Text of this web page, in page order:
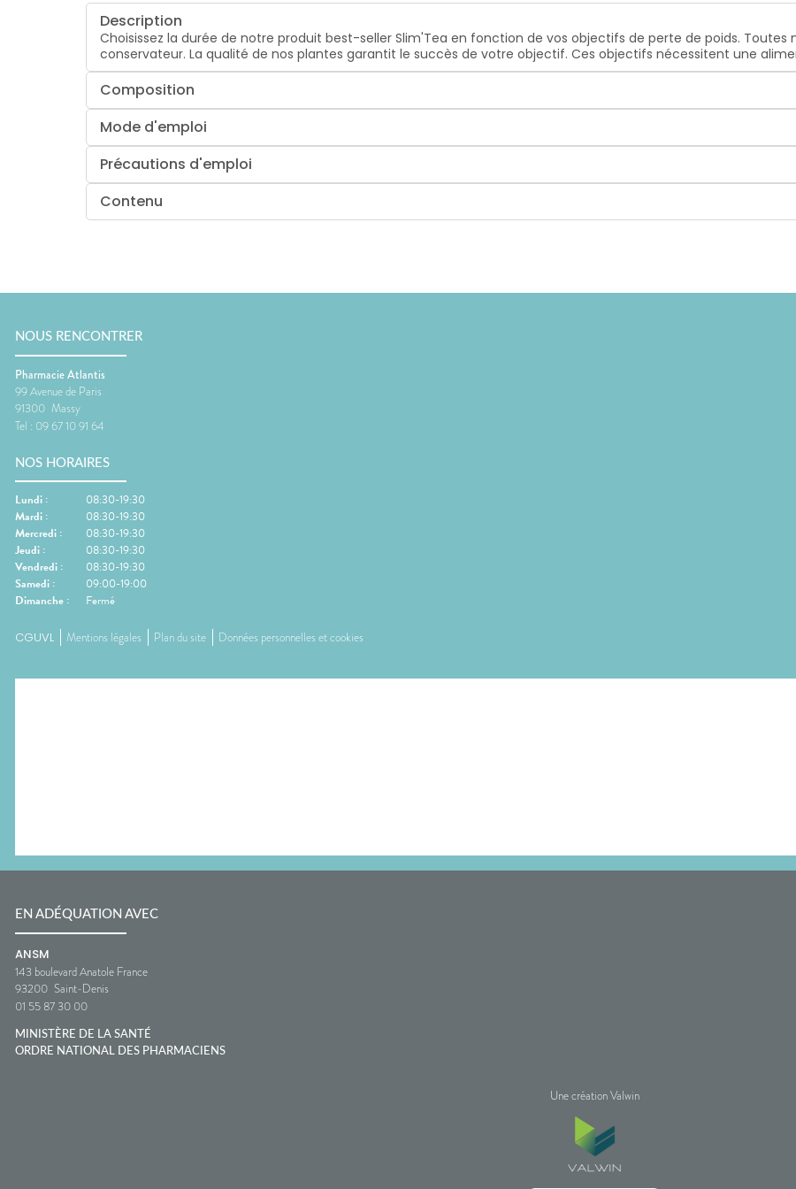
Description
Choisissez la durée de notre produit best-seller Slim'Tea en fonction de vos objectifs de perte de poids.
conservateur. La qualité de nos plantes garantit le succès de votre objectif. Ces objectifs nécessitent une
Composition
Mode d'emploi
Précautions d'emploi
Contenu
NOUS RENCONTRER
Pharmacie Atlantis
99 Avenue de Paris
91300 Massy
Tel : 09 67 10 91 64
NOS HORAIRES
Lundi :
08:30-19:30
Mardi :
08:30-19:30
Mercredi :
08:30-19:30
Jeudi :
08:30-19:30
Vendredi :
08:30-19:30
Samedi :
09:00-19:00
Dimanche : Fermé
CGUVL Mentions légales Plan du site Données personnelles et cookies
EN ADÉQUATION AVEC
ANSM
143 boulevard Anatole France
93200 Saint-Denis
01 55 87 30 00
MINISTÈRE DE LA SANTÉ
ORDRE NATIONAL DES PHARMACIENS
Une création Valwin